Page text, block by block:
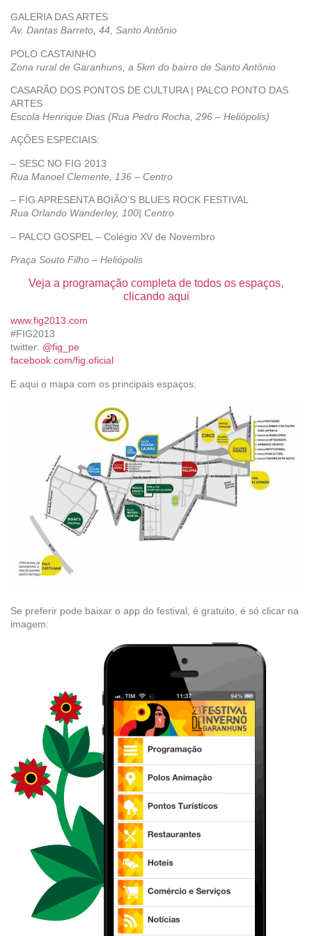
GALERIA DAS ARTES
Av. Dantas Barreto, 44, Santo Antônio
POLO CASTAINHO
Zona rural de Garanhuns, a 5km do bairro de Santo Antônio
CASARÃO DOS PONTOS DE CULTURA | PALCO PONTO DAS
ARTES
Escola Henrique Dias (Rua Pedro Rocha, 296 – Heliópolis)
AÇÕES ESPECIAIS:
– SESC NO FIG 2013
Rua Manoel Clemente, 136 – Centro
– FIG APRESENTA BOIÃO’S BLUES ROCK FESTIVAL
Rua Orlando Wanderley, 100| Centro
– PALCO GOSPEL – Colégio XV de Novembro
Praça Souto Filho – Heliópolis
Veja a programação completa de todos os espaços,
clicando aqui
www.fig2013.com
#FIG2013
twitter: @fig_pe
facebook.com/fig.oficial
E aqui o mapa com os principais espaços:
Se preferir pode baixar o app do festival, é gratuito, é só clicar na
imagem: